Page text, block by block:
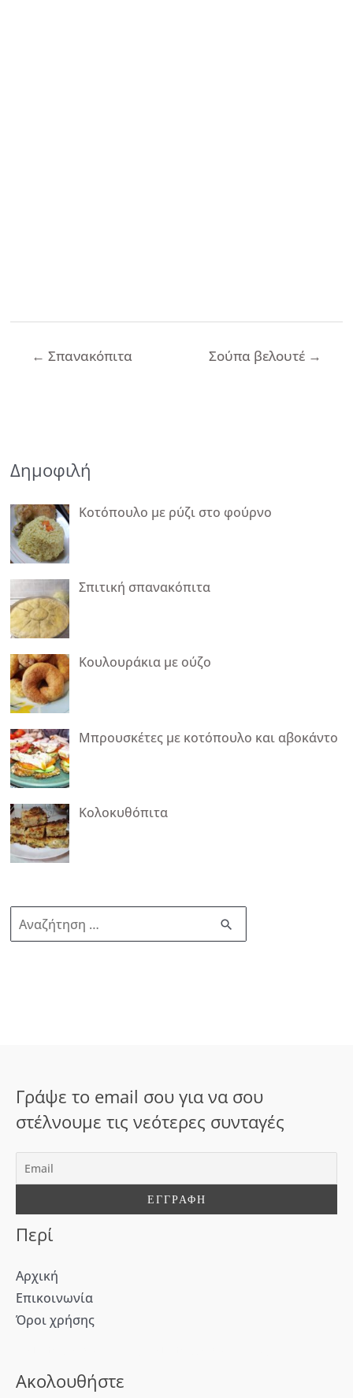
Πλοήγηση
← Σπανακόπιτα Σούπα βελουτέ →
Δημοφιλή
Κοτόπουλο με ρύζι στο φούρνο
Σπιτική σπανακόπιτα
Κουλουράκια με ούζο
Μπρουσκέτες με κοτόπουλο και αβοκάντο
Κολοκυθόπιτα
ν
σ
α
Γράψε το email σου για να σου
στέλνουμε τις νεότερες συνταγές
Περί
Αρχική
Επικοινωνία
Όροι χρήσης
Ακολουθήστε